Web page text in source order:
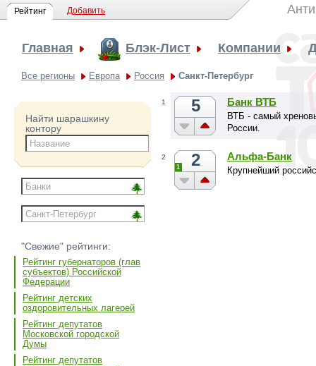
Рейтинг Добавить
Главная Блэк-Лист Компании
Все регионы Европа Россия Санкт-Петербург
Найти шарашкину
контору
"Свежие" рейтинги:
Рейтинг губернаторов (глав
субъектов) Российской
Федерации
Рейтинг детских
оздоровительных лагерей
Рейтинг депутатов
Московской городской
Думы
Рейтинг депутатов
1 5 Банк ВТБ
ВТБ - самый
России.
2 2
1
Альфа-Банк
Крупнейший